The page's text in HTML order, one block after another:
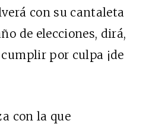
con su cantaleta
de elecciones, dirá,
por culpa ¡de
con la que